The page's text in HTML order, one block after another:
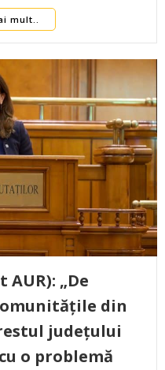
mult..
„De
din
județului
o problemă